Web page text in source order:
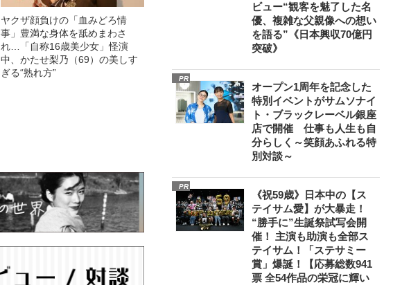
ヤクザ顔負けの「血みどろ情
事」豊満な身体を舐めまわさ
れ…「自称16歳美少女」怪演
中、かたせ梨乃（69）の美しす
ぎる“熟れ方”
ビュー“観客を魅了した名
優、複雑な父親像への想い
を語る”《日本興収70億円
突破》
PR
オープン1周年を記念した
特別イベントがサムソナイ
ト・ブラックレーベル銀座
店で開催 仕事も人生も自
分らしく～笑顔あふれる特
別対談～
PR
《祝59歳》日本中の【ス
テイサム愛】が大暴走！
“勝手に”生誕祭試写会開
催！ 主演も助演も全部ス
テイサム！「ステサミー
賞」爆誕！【応募総数941
票 全54作品の栄冠に輝い